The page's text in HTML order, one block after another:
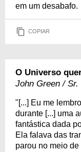
em um desabafo.
COPIAR
O Universo
John Green /
"[...] Eu me
durante [...] uma
fantástica dada
Ela falava das
parou no meio de